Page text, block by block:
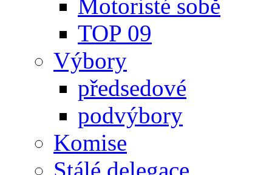
Motoristé sobě
TOP 09
Výbory
předsedové
podvýbory
Komise
Stálé delegace